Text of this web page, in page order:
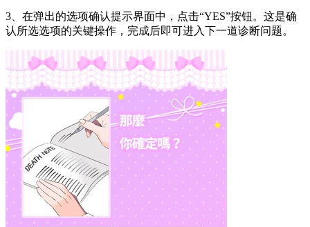
3、在弹出的选项确认提示界面中，点击“YES”按钮。这是确
认所选选项的关键操作，完成后即可进入下一道诊断问题。